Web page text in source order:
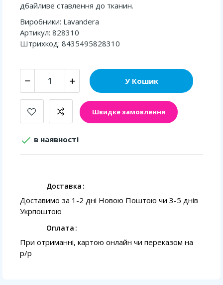
дбайливе ставлення до тканин.
Виробники: Lavandera
Артикул: 828310
Штрихкод: 8435495828310
У Кошик
Швидке замовлення
 в наявності
Доставка
Доставимо за 1-2 дні Новою Поштою чи 3-5 днів
Укрпоштою
Оплата
При отриманні, картою онлайн чи переказом на
p/p